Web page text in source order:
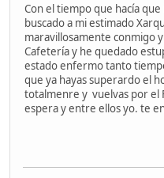
Con el tiempo que hacía
buscado a mi estimado
maravillosamente conmigo
Cafetería y he quedado
estado enfermo tanto
que ya hayas superardo el
totalmenre y vuelvas por el
espera y entre ellos yo. te